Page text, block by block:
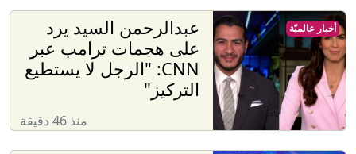
عبدالرحمن السيد يرد
على هجمات ترامب عبر
CNN: "الرجل لا يستطيع
التركيز"
منذ 46 دقيقة
أخبار عالميّة